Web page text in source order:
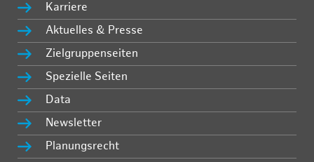
Karriere
Aktuelles & Presse
Zielgruppenseiten
Spezielle Seiten
Data
Newsletter
Planungsrecht